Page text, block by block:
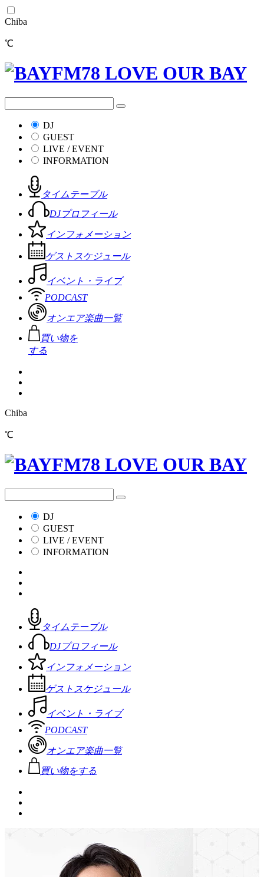
Chiba
℃
DJ
GUEST
LIVE / EVENT
INFORMATION
タイムテーブル
DJプロフィール
インフォメーション
ゲストスケジュール
イベント・ライブ
PODCAST
オンエア楽曲一覧
買い物を
する
Chiba
℃
DJ
GUEST
LIVE / EVENT
INFORMATION
タイムテーブル
DJプロフィール
インフォメーション
ゲストスケジュール
イベント・ライブ
PODCAST
オンエア楽曲一覧
買い物をする